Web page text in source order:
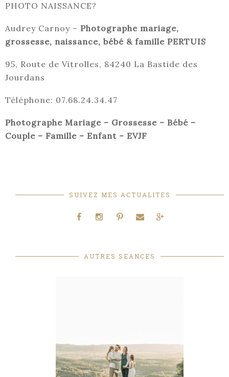
PHOTO NAISSANCE?
Audrey Carnoy – Photographe mariage,
grossesse, naissance, bébé & famille PERTUIS
95, Route de Vitrolles, 84240 La Bastide des
Jourdans
Téléphone: 07.68.24.34.47
Photographe Mariage – Grossesse – Bébé –
Couple – Famille – Enfant – EVJF
SUIVEZ MES ACTUALITES
AUTRES SEANCES